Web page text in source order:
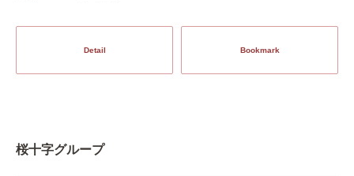
Detail Bookmark
桜十字グループ